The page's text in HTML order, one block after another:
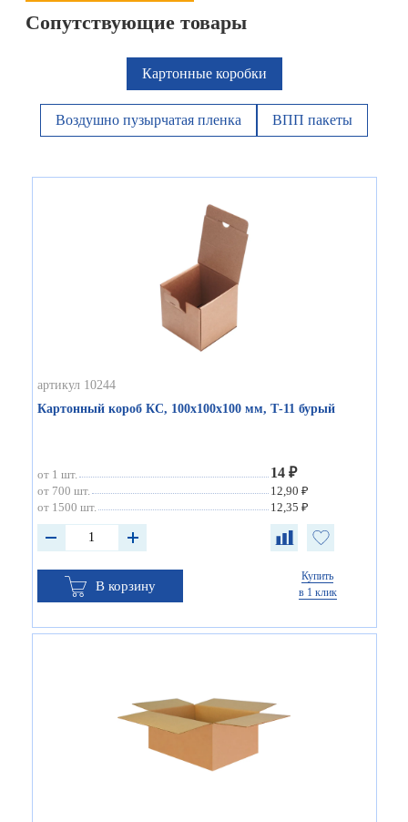
Сопутствующие товары
Картонные коробки
Воздушно пузырчатая пленка ВПП пакеты
артикул 10244
Картонный короб КС, 100х100х100 мм, Т-11 бурый
от 1 шт. 14 ₽
от 700 шт.
12,90 ₽
от 1500 шт.
12,35 ₽
В корзину
Купить
в 1 клик